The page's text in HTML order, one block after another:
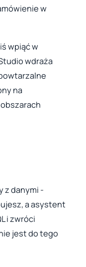
w
wpiąć w
wdraża
na
z danymi -
a asystent
i zwróci
jest do tego